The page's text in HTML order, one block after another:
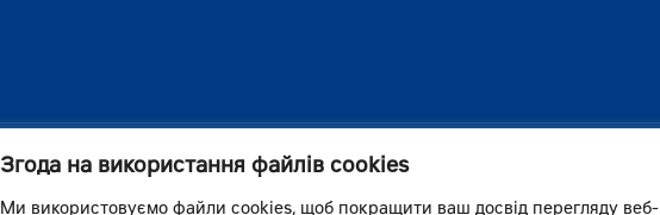
Згода на використання файлів cookies
Ми використовуємо файли cookies, щоб покращити ваш досвід перегляду веб-